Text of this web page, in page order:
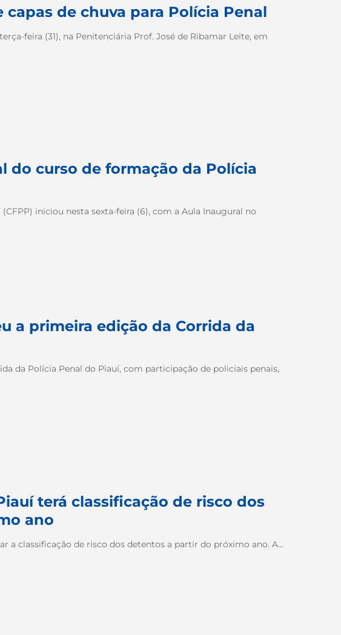
capas de chuva para Polícia Penal
feira (31), na Penitenciária Prof. José de Ribamar Leite, em
do curso de formação da Polícia
iniciou nesta sexta-feira (6), com a Aula Inaugural no
a primeira edição da Corrida da
da Polícia Penal do Piauí, com participação de policiais penais,
terá classificação de risco dos
ano
a classificação de risco dos detentos a partir do próximo ano. A...